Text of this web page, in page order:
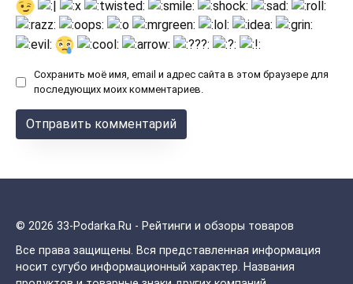
Сохранить моё имя, email и адрес сайта в этом браузере для
последующих моих комментариев.
© 2026 33-Podarka.Ru - Рейтинги и обзоры товаров
Все права защищены. Вся представленная информация
носит сугубо информационный характер. Названия